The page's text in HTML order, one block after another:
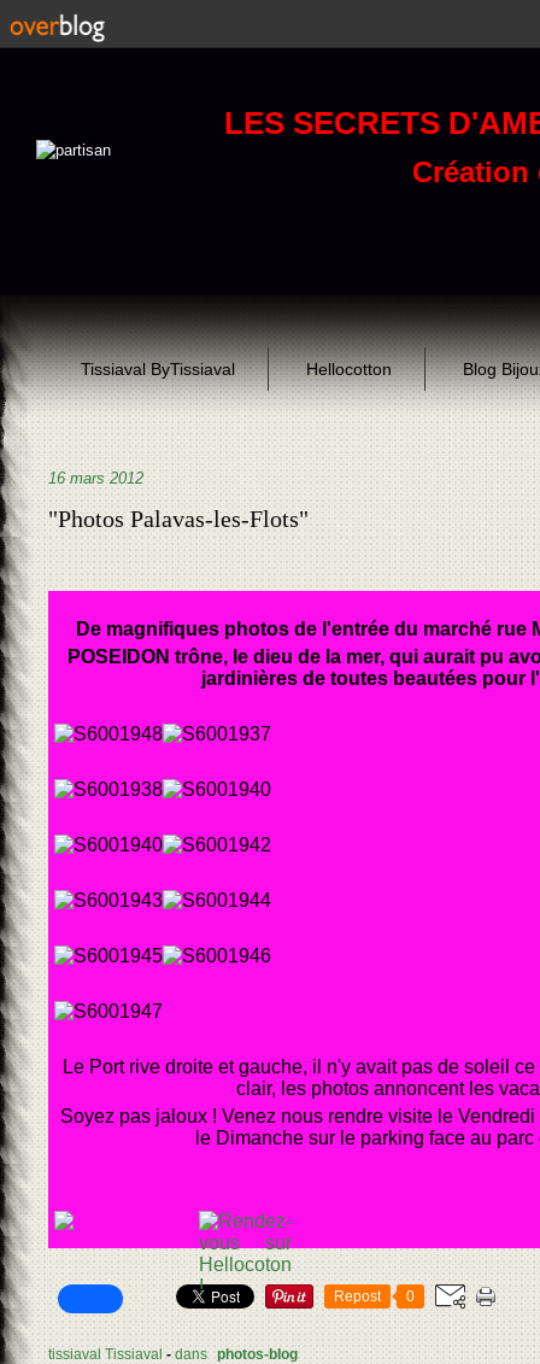
LES SECRETS
Création
Tissiaval ByTissiaval Hellocotton Blog
16 mars 2012
"Photos Palavas-les-Flots"
De magnifiques photos de l'entrée du marché rue
POSEIDON trône, le dieu de la mer, qui aurait pu
jardinières de toutes beautées pour
Le Port rive droite et gauche, il n'y avait pas de soleil
clair, les photos annoncent les
Soyez pas jaloux ! Venez nous rendre visite le
le Dimanche sur le parking face au
Repost 0
tissiaval Tissiaval -dans photos-blog